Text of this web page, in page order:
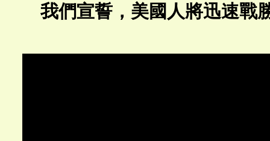
我們宣誓，美國人將迅速戰